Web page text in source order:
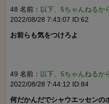
48 名前： 以下、5ちゃんねるか
2022/08/28 7:43:07 ID:62
お前らも気をつけろよ
49 名前： 以下、5ちゃんねるか
2022/08/28 7:44:12 ID:84
何だかんだでシャウエッセンの